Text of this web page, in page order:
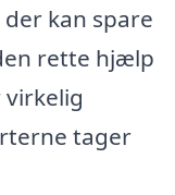
kan spare
rette hjælp
tager